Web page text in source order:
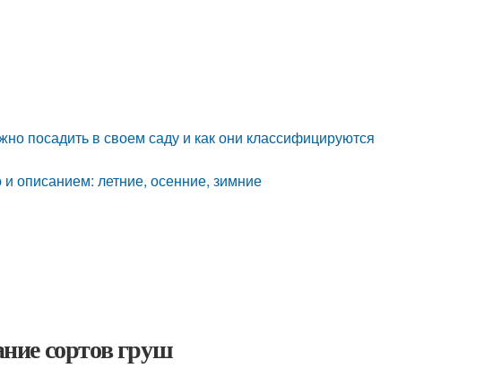
посадить в своем саду и как они классифицируются
описанием: летние, осенние, зимние
сортов груш